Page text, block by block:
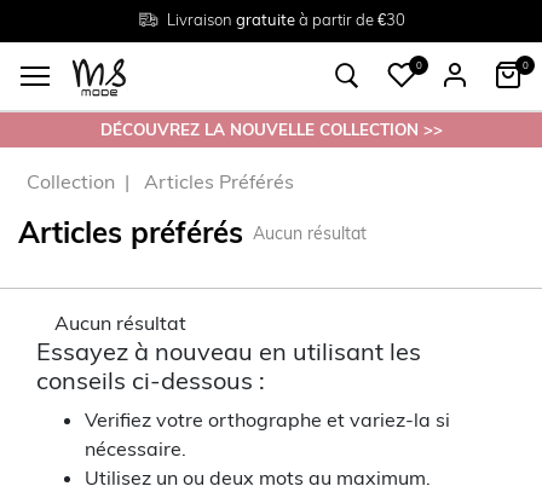
Livraison gratuiteà partir de €30
Tailles du38 au 54
Retourgratuit en magasin
0 0
DÉCOUVREZ LA NOUVELLE COLLECTION >>
Collection Articles Préférés
Articles préférés Aucun résultat
Aucun résultat
Essayez à nouveau en utilisant les
conseils ci-dessous :
Verifiez votre orthographe et variez-la si
nécessaire.
Utilisez un ou deux mots au maximum.